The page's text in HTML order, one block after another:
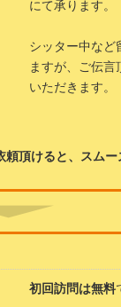
にて承ります。
シッター中など
ますが、ご伝
いただきます。
頂けると、スムー
初回訪問は無料